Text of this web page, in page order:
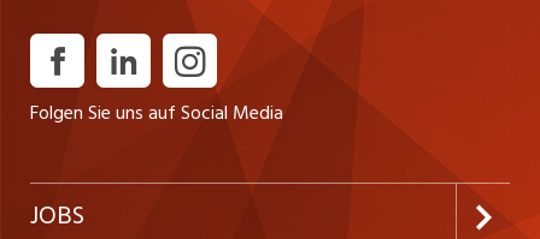
Folgen Sie uns auf Social Media
JOBS